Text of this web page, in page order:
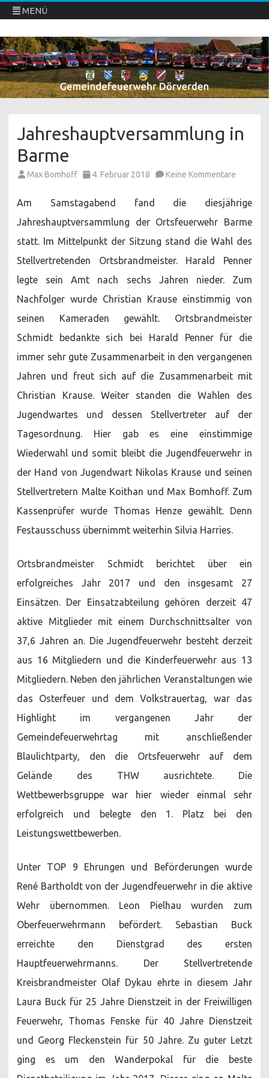
MENÜ
Freiwillige Feuerwehren Dörverden
Direkt
zum
Inhalt
springen
Jahreshauptversammlung in
Barme
Max Bomhoff 4. Februar 2018 Keine Kommentare
Barme
Am Samstagabend fand die diesjährige
Jahreshauptversammlung der Ortsfeuerwehr Barme
statt. Im Mittelpunkt der Sitzung stand die Wahl des
Stellvertretenden Ortsbrandmeister. Harald Penner
legte sein Amt nach sechs Jahren nieder. Zum
Nachfolger wurde Christian Krause einstimmig von
seinen Kameraden gewählt. Ortsbrandmeister
Schmidt bedankte sich bei Harald Penner für die
immer sehr gute Zusammenarbeit in den vergangenen
Jahren und freut sich auf die Zusammenarbeit mit
Christian Krause. Weiter standen die Wahlen des
Jugendwartes und dessen Stellvertreter auf der
Tagesordnung. Hier gab es eine einstimmige
Wiederwahl und somit bleibt die Jugendfeuerwehr in
der Hand von Jugendwart Nikolas Krause und seinen
Stellvertretern Malte Koithan und Max Bomhoff. Zum
Kassenprüfer wurde Thomas Henze gewählt. Denn
Festausschuss übernimmt weiterhin Silvia Harries.
Ortsbrandmeister Schmidt berichtet über ein
erfolgreiches Jahr 2017 und den insgesamt 27
Einsätzen. Der Einsatzabteilung gehören derzeit 47
aktive Mitglieder mit einem Durchschnittsalter von
37,6 Jahren an. Die Jugendfeuerwehr besteht derzeit
aus 16 Mitgliedern und die Kinderfeuerwehr aus 13
Mitgliedern. Neben den jährlichen Veranstaltungen wie
das Osterfeuer und dem Volkstrauertag, war das
Highlight im vergangenen Jahr der
Gemeindefeuerwehrtag mit anschließender
Blaulichtparty, den die Ortsfeuerwehr auf dem
Gelände des THW ausrichtete. Die
Wettbewerbsgruppe war hier wieder einmal sehr
erfolgreich und belegte den 1. Platz bei den
Leistungswettbewerben.
Unter TOP 9 Ehrungen und Beförderungen wurde
René Bartholdt von der Jugendfeuerwehr in die aktive
Wehr übernommen. Leon Pielhau wurden zum
Oberfeuerwehrmann befördert. Sebastian Buck
erreichte den Dienstgrad des ersten
Hauptfeuerwehrmanns. Der Stellvertretende
Kreisbrandmeister Olaf Dykau ehrte in diesem Jahr
Laura Buck für 25 Jahre Dienstzeit in der Freiwilligen
Feuerwehr, Thomas Fenske für 40 Jahre Dienstzeit
und Georg Fleckenstein für 50 Jahre. Zu guter Letzt
ging es um den Wanderpokal für die beste